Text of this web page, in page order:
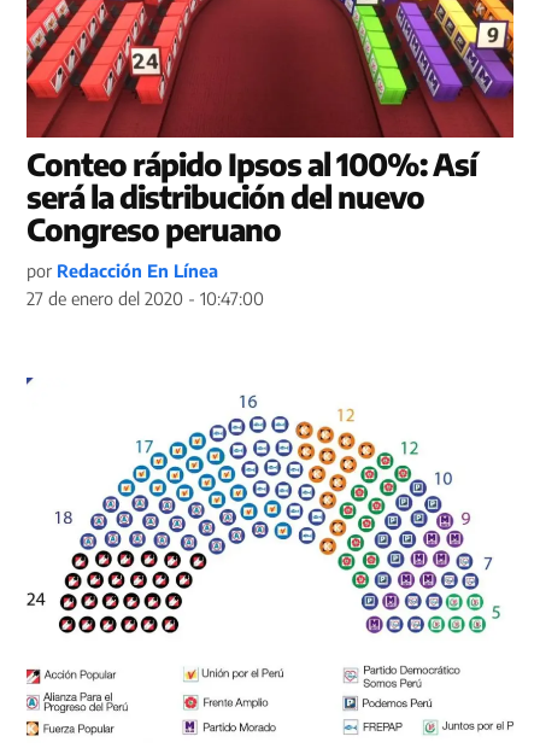
Conteo rápido Ipsos al 100%: Así
será la distribución del nuevo
Congreso peruano
por Redacción En Línea
27 de enero del 2020 - 10:47:00